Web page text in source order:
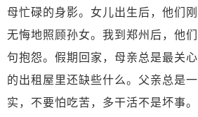
母忙碌的身影。女儿出生后，他们
无悔地照顾孙女。我到郑州后，他
句抱怨。假期回家，母亲总是最关
的出租屋里还缺些什么。父亲总是
实，不要怕吃苦，多干活不是坏事